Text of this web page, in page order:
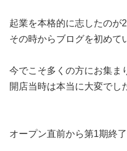
起業を本格的に志したのが
その時からブログを初めて
今でこそ多くの方にお集ま
開店当時は本当に大変でし
オープン直前から第1期終